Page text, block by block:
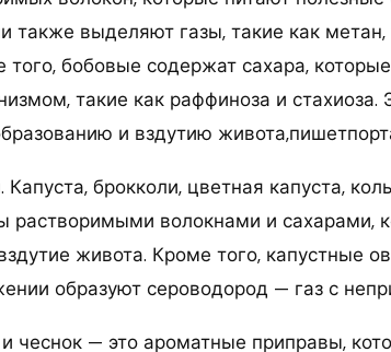
также выделяют газы, такие как метан,
того, бобовые содержат сахара,
такие как раффиноза и стахиоза.
и вздутию
брокколи, цветная капуста,
растворимыми волокнами и сахарами,
живота. Кроме того, капустные
образуют сероводород — газ с
и чеснок — это ароматные приправы,